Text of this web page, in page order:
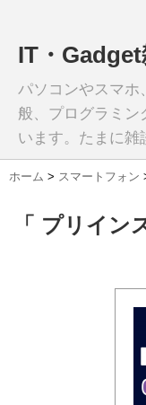
IT・
パソコンやスマホ
般、プログラミン
います。たまに雑
ホーム > スマートフォン
「 プリイン